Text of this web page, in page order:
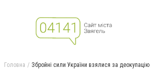
Головна Збройні сили України взялися за